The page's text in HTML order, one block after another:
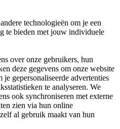
technologieën om je een
te bieden met jouw individuele
over onze gebruikers, hun
deze gegevens om onze website
gepersonaliseerde advertenties
te analyseren. We
ook synchroniseren met externe
zien via hun online
al gebruik maakt van hun